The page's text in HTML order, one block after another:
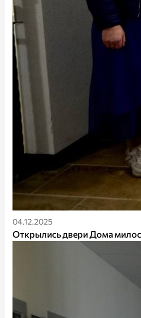
04.12.2025
Открылись двери Дома